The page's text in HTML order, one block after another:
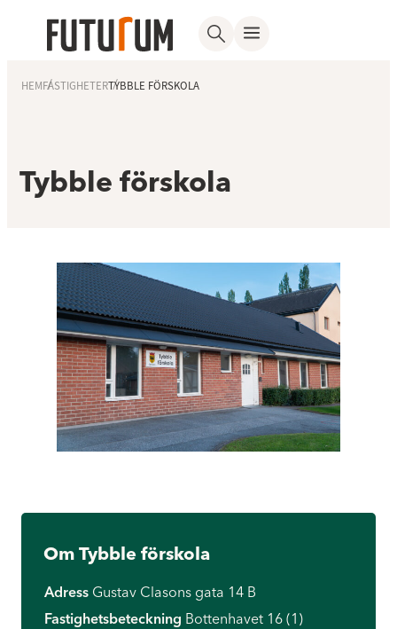
HEMFASTIGHETERTYBBLE FÖRSKOLA
Tybble förskola
Om Tybble förskola
Adress Gustav Clasons gata 14 B
Fastighetsbeteckning Bottenhavet 16 (1)